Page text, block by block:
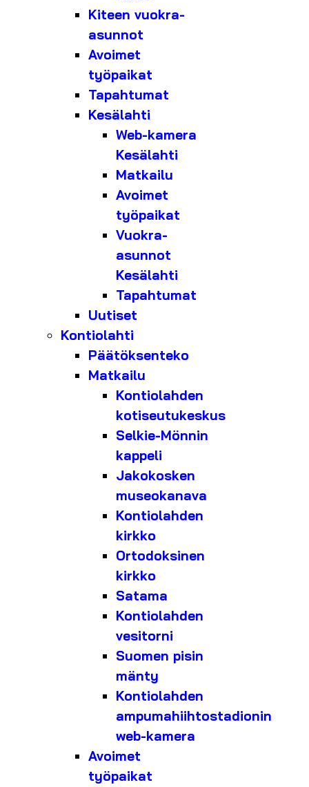
Kiteen vuokra-
asunnot
Avoimet
työpaikat
Tapahtumat
Kesälahti
Web-kamera
Kesälahti
Matkailu
Avoimet
työpaikat
Vuokra-
asunnot
Kesälahti
Tapahtumat
Uutiset
Kontiolahti
Päätöksenteko
Matkailu
Kontiolahden
kotiseutukeskus
Selkie-Mönnin
kappeli
Jakokosken
museokanava
Kontiolahden
kirkko
Ortodoksinen
kirkko
Satama
Kontiolahden
vesitorni
Suomen pisin
mänty
Kontiolahden
ampumahiihtostadionin
web-kamera
Avoimet
työpaikat